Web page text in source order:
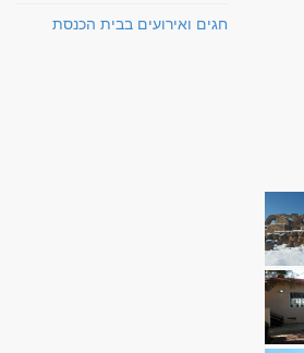
חגים ואירועים בבית הכנסת